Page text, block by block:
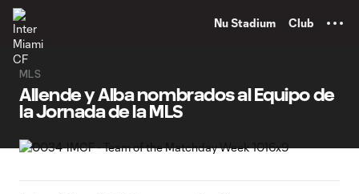
Nu Stadium Club
MLS
Allende y Alba nombrados al Equipo de
la Jornada de la MLS